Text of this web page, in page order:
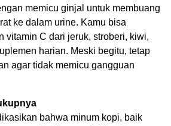
memicu ginjal untuk membuang
ke dalam urine. Kamu bisa
vitamin C dari jeruk, stroberi, kiwi,
harian. Meski begitu, tetap
agar tidak memicu gangguan
bahwa minum kopi, baik